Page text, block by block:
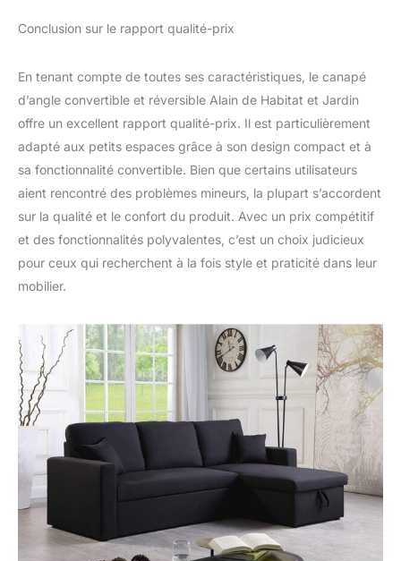
Conclusion sur le rapport qualité-prix
En tenant compte de toutes ses caractéristiques, le canapé
d’angle convertible et réversible Alain de Habitat et Jardin
offre un excellent rapport qualité-prix. Il est particulièrement
adapté aux petits espaces grâce à son design compact et à
sa fonctionnalité convertible. Bien que certains utilisateurs
aient rencontré des problèmes mineurs, la plupart s’accordent
sur la qualité et le confort du produit. Avec un prix compétitif
et des fonctionnalités polyvalentes, c’est un choix judicieux
pour ceux qui recherchent à la fois style et praticité dans leur
mobilier.